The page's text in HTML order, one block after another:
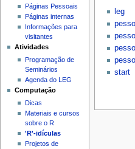
leg
start
Páginas Pessoais
Páginas internas
Informações para
visitantes
Atividades
Programação de
Seminários
Agenda do LEG
Computação
Dicas
Materiais e cursos
sobre o R
'R'-idículas
Projetos de